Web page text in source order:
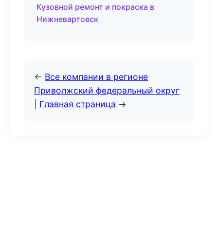
Кузовной ремонт и покраска в
Нижневартовск
← Все компании в регионе
Приволжский федеральный округ
Главная страница →